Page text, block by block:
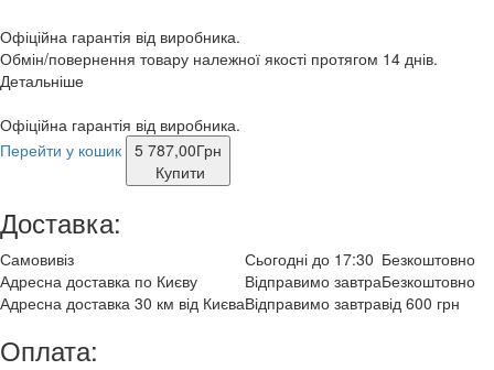
Офіційна гарантія від виробника.
Обмін/повернення товару належної якості протягом 14 днів.
Детальніше
Офіційна гарантія від виробника.
Перейти у кошик 5 787,00Грн
Купити
Доставка:
Самовивіз Сьогодні до 17:30 Безкоштовно
Адресна доставка по Києву
Відправимо завтраБезкоштовно
Адресна доставка 30 км від КиєваВідправимо завтравід 600 грн
Оплата: